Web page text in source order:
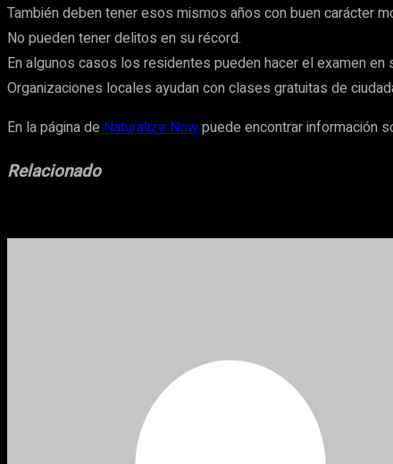
También deben tener esos mismos años con buen carácter
No pueden tener delitos en su récord.
En algunos casos los residentes pueden hacer el examen
Organizaciones locales ayudan con clases gratuitas de
En la página de Naturalize Nowpuede encontrar información
Relacionado